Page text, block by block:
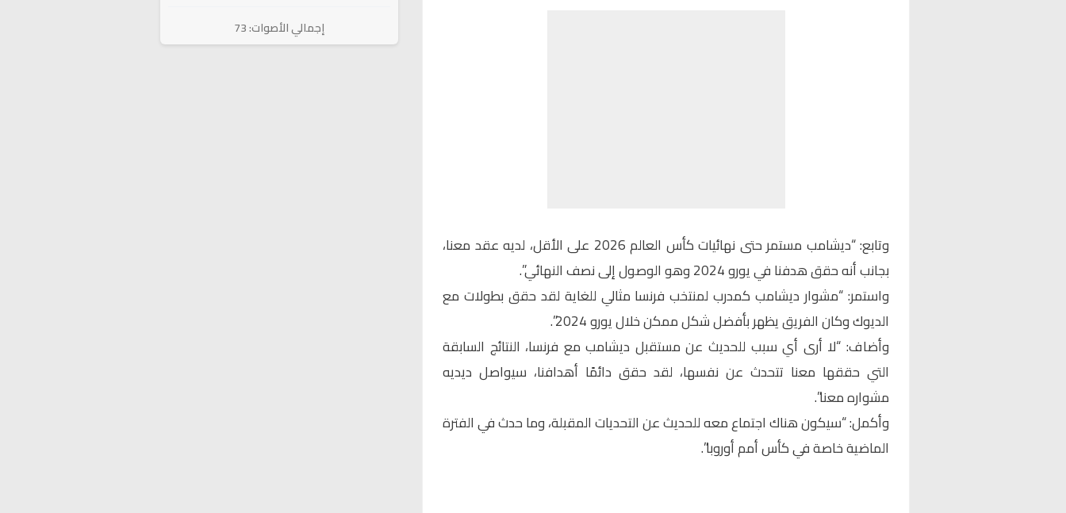
وتابع: “ديشامب مستمر حتى نهائيات كأس العالم 2026 على الأقل، لديه عقد معنا،
بجانب أنه حقق هدفنا في يورو 2024 وهو الوصول إلى نصف النهائي”.
واستمر: “مشوار ديشامب كمدرب لمنتخب فرنسا مثالي للغاية لقد حقق بطولات مع
الديوك وكان الفريق يظهر بأفضل شكل ممكن خلال يورو 2024”.
وأضاف: “لا أرى أي سبب للحديث عن مستقبل ديشامب مع فرنسا، النتائج السابقة
التي حققها معنا تتحدث عن نفسها، لقد حقق دائمًا أهدافنا، سيواصل ديديه
مشواره معنا”.
وأكمل: “سيكون هناك اجتماع معه للحديث عن التحديات المقبلة، وما حدث في الفترة
الماضية خاصة في كأس أمم أوروبا”.
إجمالي الأصوات: 73